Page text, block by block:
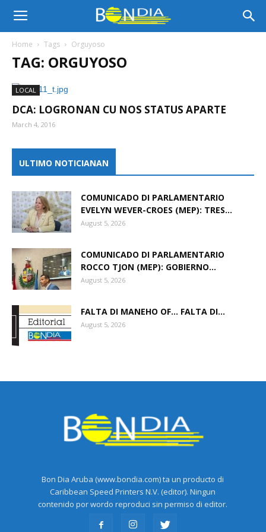
Bon
Noticia
Aruba
Home Tags Orguyoso
TAG: ORGUYOSO
LOCAL
DCA: LOGRONAN CU NOS STATUS APARTE
March 4, 2016
ULTIMO NOTICIANAN
COMUNICADO DI PARLAMENTARIO
EVELYN WEVER-CROES (MEP): TRES...
August 5, 2026
COMUNICADO DI PARLAMENTARIO
ROCCO TJON (MEP): GOBIERNO...
August 5, 2026
FALTA DI MANEHO OF… FALTA DI...
August 5, 2026
Bon Dia Aruba (www.bondia.com) ta un producto di
Caribbean Speed Printers N.V. (editor). Ningun
contenido por wordo reproduci sin permiso di editor.